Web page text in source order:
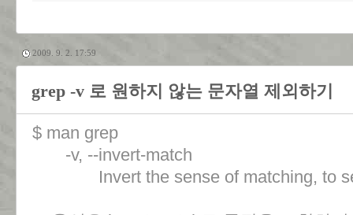
2009. 9. 2. 17:59
grep -v 로 원하지 않는 문자열 제외하기
$ man grep
-v, --invert-match
Invert the sense of matching, to